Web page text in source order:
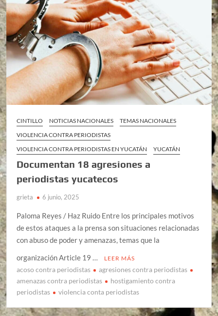
CINTILLO NOTICIAS NACIONALES
TEMAS NACIONALES
VIOLENCIA CONTRA PERIODISTAS
VIOLENCIA CONTRA PERIODISTAS EN YUCATÁN
YUCATÁN
Documentan 18 agresiones a
periodistas yucatecos
grieta 6 junio, 2025
Paloma Reyes / Haz Ruido Entre los principales motivos
de estos ataques a la prensa son situaciones relacionadas
con abuso de poder y amenazas, temas que la
organización Article 19 …
LEER MÁS
acoso contra periodistas
agresiones contra periodistas
amenazas contra periodistas
hostigamiento contra
periodistas
violencia conta periodistas